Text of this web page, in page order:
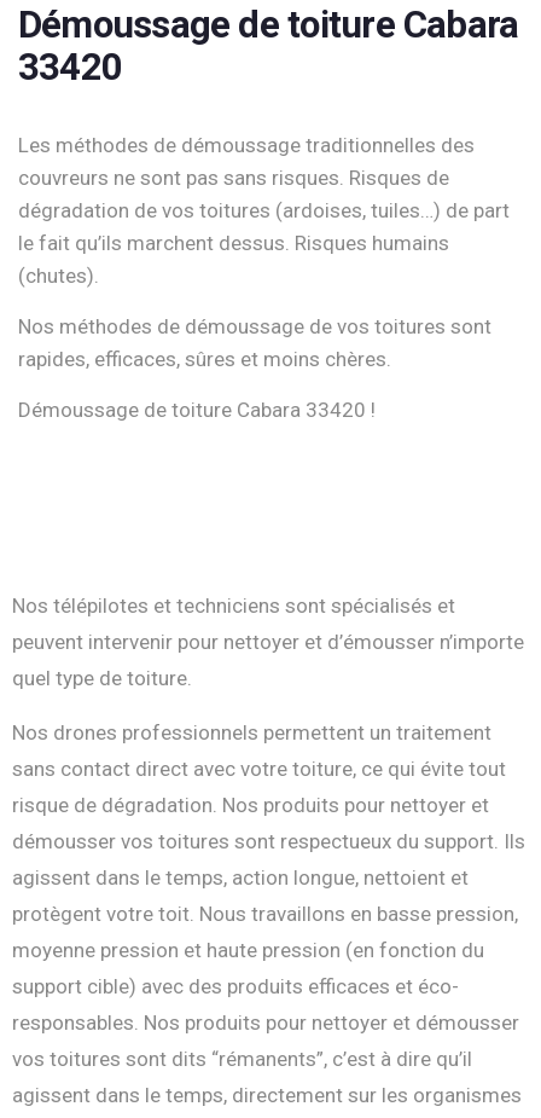
Démoussage de toiture Cabara
33420
Les méthodes de démoussage traditionnelles des
couvreurs ne sont pas sans risques. Risques de
dégradation de vos toitures (ardoises, tuiles…) de part
le fait qu’ils marchent dessus. Risques humains
(chutes).
Nos méthodes de démoussage de vos toitures sont
rapides, efficaces, sûres et moins chères.
Démoussage de toiture Cabara 33420 !
Nos télépilotes et techniciens sont spécialisés et
peuvent intervenir pour nettoyer et d’émousser n’importe
quel type de toiture.
Nos drones professionnels permettent un traitement
sans contact direct avec votre toiture, ce qui évite tout
risque de dégradation. Nos produits pour nettoyer et
démousser vos toitures sont respectueux du support. Ils
agissent dans le temps, action longue, nettoient et
protègent votre toit. Nous travaillons en basse pression,
moyenne pression et haute pression (en fonction du
support cible) avec des produits efficaces et éco-
responsables. Nos produits pour nettoyer et démousser
vos toitures sont dits “rémanents”, c’est à dire qu’il
agissent dans le temps, directement sur les organismes